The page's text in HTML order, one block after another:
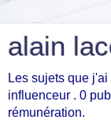
alain
Les sujets que
influenceur . 0
rémunération.